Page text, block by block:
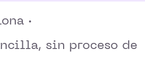
·
sin proceso de